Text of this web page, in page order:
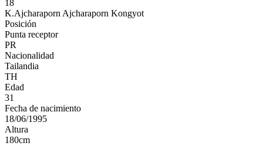
18
K.Ajcharaporn Ajcharaporn Kongyot
Posición
Punta receptor
PR
Nacionalidad
Tailandia
TH
Edad
31
Fecha de nacimiento
18/06/1995
Altura
180cm